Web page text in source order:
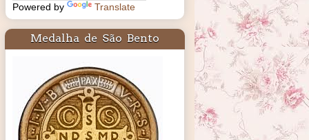
Powered by Translate
Medalha de São Bento